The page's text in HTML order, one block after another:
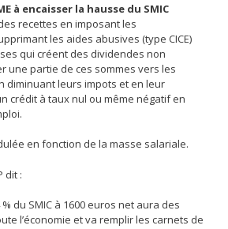
à encaisser la hausse du SMIC
recettes en imposant les
les aides abusives (type CICE)
qui créent des dividendes non
une partie de ces sommes vers les
diminuant leurs impots et en leur
crédit à taux nul ou même négatif en
en fonction de la masse salariale.
dit :
du SMIC à 1600 euros net aura des
l’économie et va remplir les carnets de